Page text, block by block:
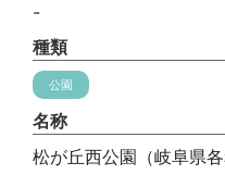
-
種類
公園
名称
松が丘西公園（岐阜県各